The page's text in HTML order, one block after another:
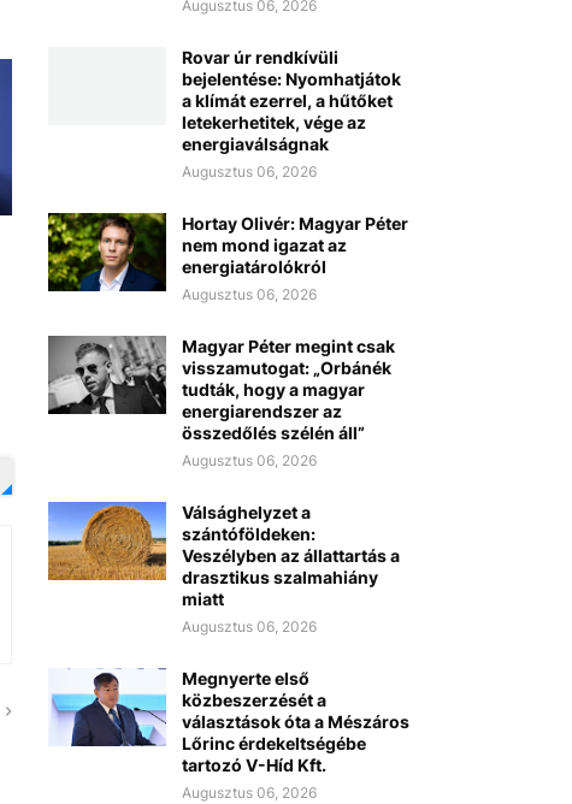
Augusztus 06, 2026
Rovar úr rendkívüli
bejelentése: Nyomhatjátok
a klímát ezerrel, a hűtőket
letekerhetitek, vége az
energiaválságnak
Augusztus 06, 2026
Hortay Olivér: Magyar Péter
nem mond igazat az
energiatárolókról
Augusztus 06, 2026
Magyar Péter megint csak
visszamutogat: „Orbánék
tudták, hogy a magyar
energiarendszer az
összedőlés szélén áll”
Augusztus 06, 2026
Válsághelyzet a
szántóföldeken:
Veszélyben az állattartás a
drasztikus szalmahiány
miatt
Augusztus 06, 2026
Megnyerte első
közbeszerzését a
választások óta a Mészáros
Lőrinc érdekeltségébe
tartozó V-Híd Kft.
Augusztus 06, 2026